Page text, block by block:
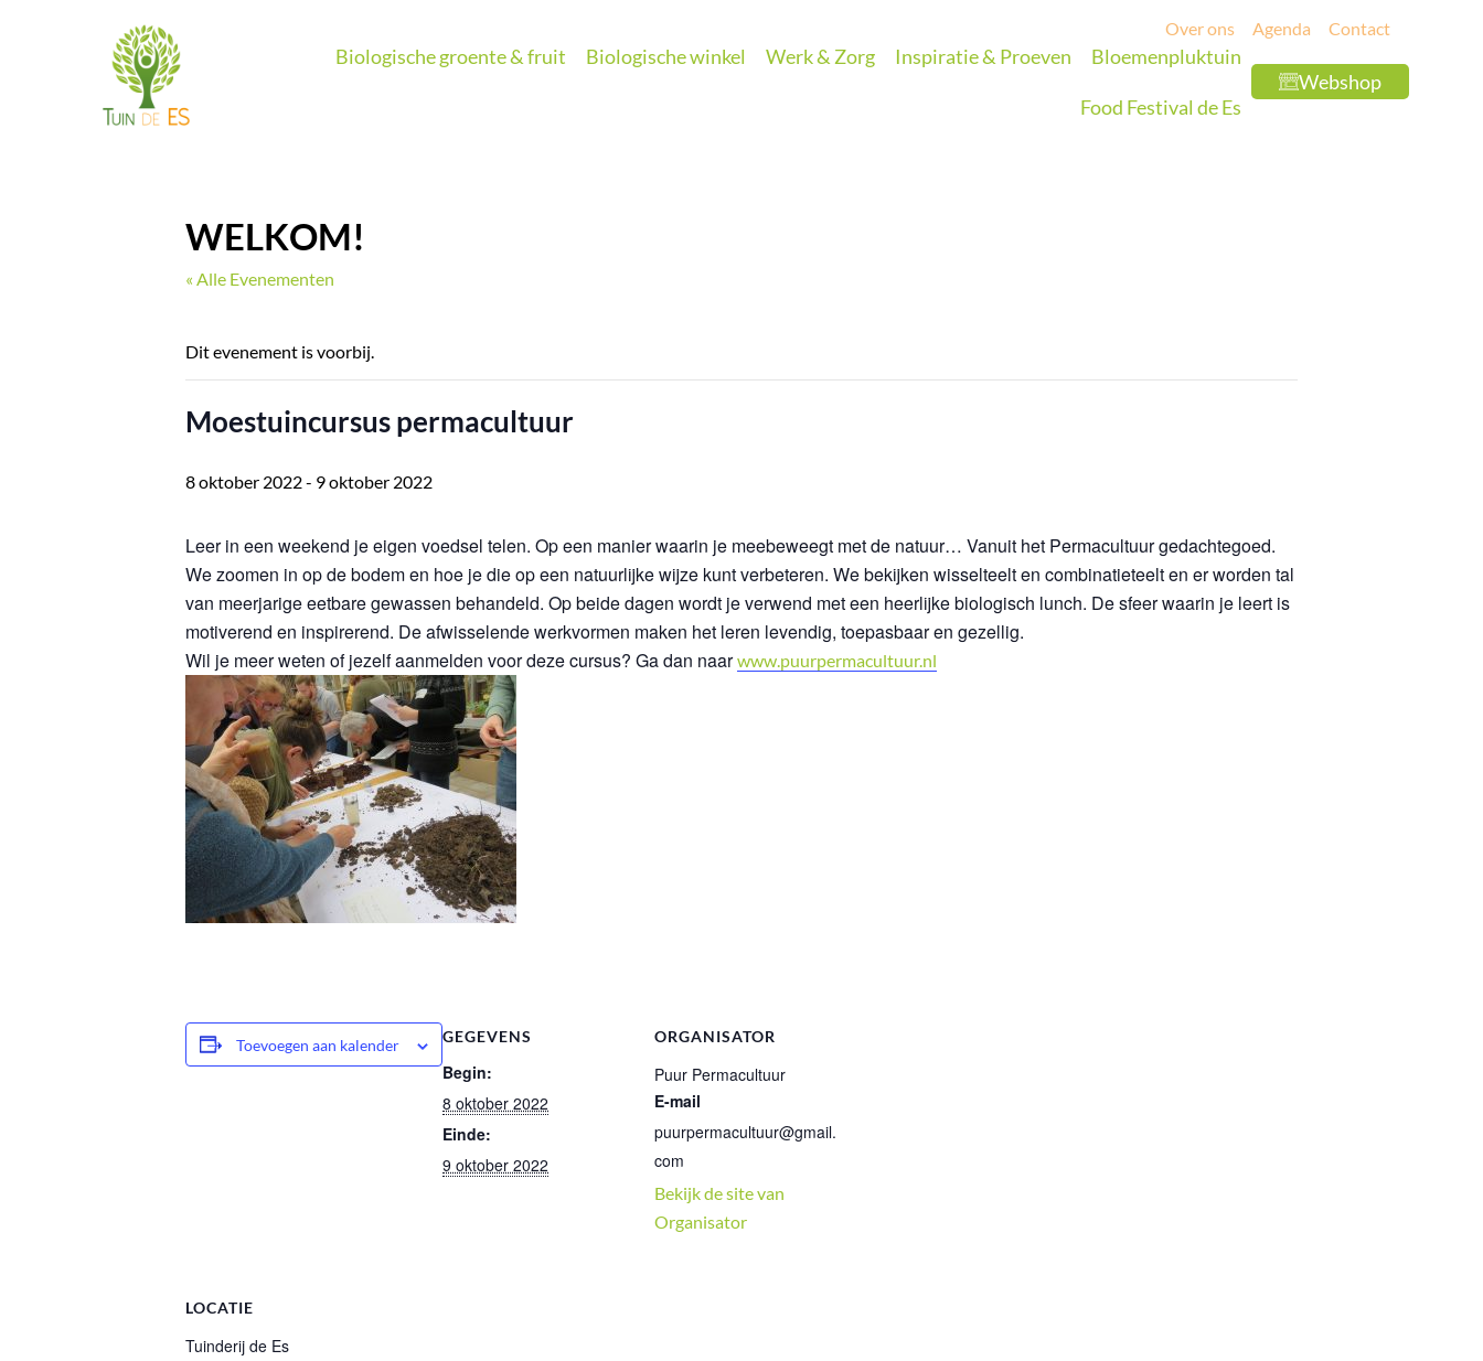
Over ons Agenda Contact
Biologische groente & fruit Biologische winkel Werk & Zorg Inspiratie & Proeven Bloemenpluktuin
Food Festival de Es
Webshop
WELKOM!
« Alle Evenementen
Dit evenement is voorbij.
Moestuincursus permacultuur
8 oktober 2022- 9 oktober 2022
Leer in een weekend je eigen voedsel telen. Op een manier waarin je meebeweegt met de natuur… Vanuit het Permacultuur gedachtegoed.
We zoomen in op de bodem en hoe je die op een natuurlijke wijze kunt verbeteren. We bekijken wisselteelt en combinatieteelt en er worden tal
van meerjarige eetbare gewassen behandeld. Op beide dagen wordt je verwend met een heerlijke biologisch lunch. De sfeer waarin je leert is
motiverend en inspirerend. De afwisselende werkvormen maken het leren levendig, toepasbaar en gezellig.
Wil je meer weten of jezelf aanmelden voor deze cursus? Ga dan naarwww.puurpermacultuur.nl
Toevoegen aan kalender GEGEVENS
Begin:
8 oktober 2022
Einde:
9 oktober 2022
ORGANISATOR
Puur Permacultuur
E-mail
puurpermacultuur@gmail.
com
Bekijk de site van
Organisator
LOCATIE
Tuinderij de Es